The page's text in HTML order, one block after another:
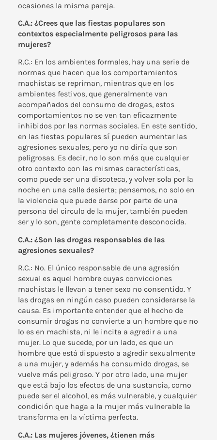
ocasiones la misma pareja.
C.A.: ¿Crees que las fiestas populares son
contextos especialmente peligrosos para las
mujeres?
R.C.: En los ambientes formales, hay una serie de
normas que hacen que los comportamientos
machistas se repriman, mientras que en los
ambientes festivos, que generalmente van
acompañados del consumo de drogas, estos
comportamientos no se ven tan eficazmente
inhibidos por las normas sociales. En este sentido,
en las fiestas populares sí pueden aumentar las
agresiones sexuales, pero yo no diría que son
peligrosas. Es decir, no lo son más que cualquier
otro contexto con las mismas características,
como puede ser una discoteca, y volver sola por la
noche en una calle desierta; pensemos, no solo en
la violencia que puede darse por parte de una
persona del circulo de la mujer, también pueden
ser y lo son, gente completamente desconocida.
C.A.: ¿Son las drogas responsables de las
agresiones sexuales?
R.C.: No. El único responsable de una agresión
sexual es aquel hombre cuyas convicciones
machistas le llevan a tener sexo no consentido. Y
las drogas en ningún caso pueden considerarse la
causa. Es importante entender que el hecho de
consumir drogas no convierte a un hombre que no
lo es en machista, ni le incita a agredir a una
mujer. Lo que sucede, por un lado, es que un
hombre que está dispuesto a agredir sexualmente
a una mujer, y además ha consumido drogas, se
vuelve más peligroso. Y por otro lado, una mujer
que está bajo los efectos de una sustancia, como
puede ser el alcohol, es más vulnerable, y cualquier
condición que haga a la mujer más vulnerable la
transforma en la víctima perfecta.
C.A.: Las mujeres jóvenes, ¿tienen más